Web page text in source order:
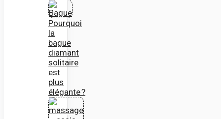
Pourquoi
la
bague
diamant
solitaire
est
plus
élégante ?